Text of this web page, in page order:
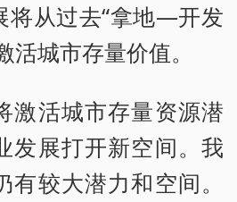
将从过去“拿地—开发
城市存量价值。
活城市存量资源潜
发展打开新空间。我
较大潜力和空间。